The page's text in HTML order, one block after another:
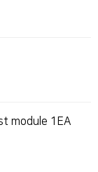
module 1EA